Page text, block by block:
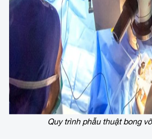
Quy trình phẫu thuật bong